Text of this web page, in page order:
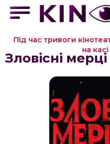
Під час тривоги
на
Зловісні мерці